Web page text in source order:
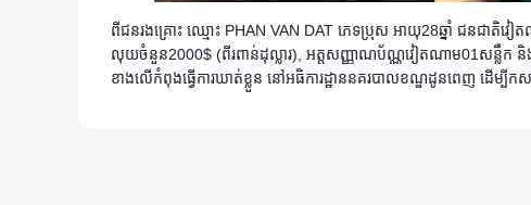
ពីជនរងគ្រោះ​ ឈ្មោះ​ PHAN VAN​ DAT ភេទប្រុស​ អាយុ28ឆ្នាំ ជនជាតិវ
លុយចំនួន2000$ (ពីរពាន់ដុល្លារ),​ អត្តសញ្ញាណប័ណ្ណវៀតណាម01សន្លឹក និ
ខាងលេីកំពុងធ្វេីការឃាត់ខ្លួន នៅអធិការដ្ឋាននគរបាលខណ្ឌដូនពេញ ដេីម្បី